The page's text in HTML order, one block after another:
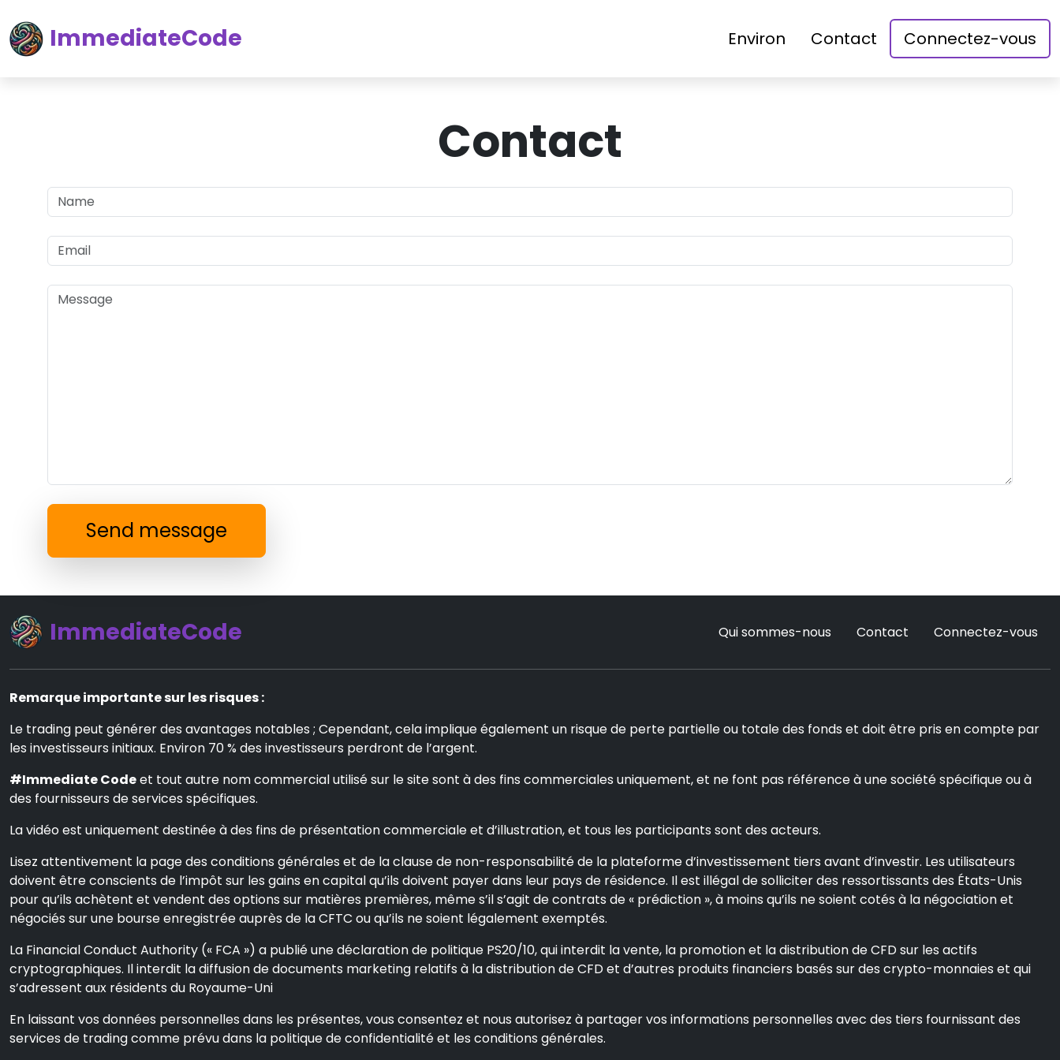
ImmediateCode Environ Contact Connectez-vous
Contact
Send message
ImmediateCode Qui sommes-nous Contact Connectez-vous
Remarque importante sur les risques :
Le trading peut générer des avantages notables ; Cependant, cela implique également un risque de perte partielle ou totale des fonds et doit être pris en compte par
les investisseurs initiaux. Environ 70 % des investisseurs perdront de l’argent.
#Immediate Codeet tout autre nom commercial utilisé sur le site sont à des fins commerciales uniquement, et ne font pas référence à une société spécifique ou à
des fournisseurs de services spécifiques.
La vidéo est uniquement destinée à des fins de présentation commerciale et d’illustration, et tous les participants sont des acteurs.
Lisez attentivement la page des conditions générales et de la clause de non-responsabilité de la plateforme d’investissement tiers avant d’investir. Les utilisateurs
doivent être conscients de l’impôt sur les gains en capital qu’ils doivent payer dans leur pays de résidence. Il est illégal de solliciter des ressortissants des États-Unis
pour qu’ils achètent et vendent des options sur matières premières, même s’il s’agit de contrats de « prédiction », à moins qu’ils ne soient cotés à la négociation et
négociés sur une bourse enregistrée auprès de la CFTC ou qu’ils ne soient légalement exemptés.
La Financial Conduct Authority (« FCA ») a publié une déclaration de politique PS20/10, qui interdit la vente, la promotion et la distribution de CFD sur les actifs
cryptographiques. Il interdit la diffusion de documents marketing relatifs à la distribution de CFD et d’autres produits financiers basés sur des crypto-monnaies et qui
s’adressent aux résidents du Royaume-Uni
En laissant vos données personnelles dans les présentes, vous consentez et nous autorisez à partager vos informations personnelles avec des tiers fournissant des
services de trading comme prévu dans la politique de confidentialité et les conditions générales.